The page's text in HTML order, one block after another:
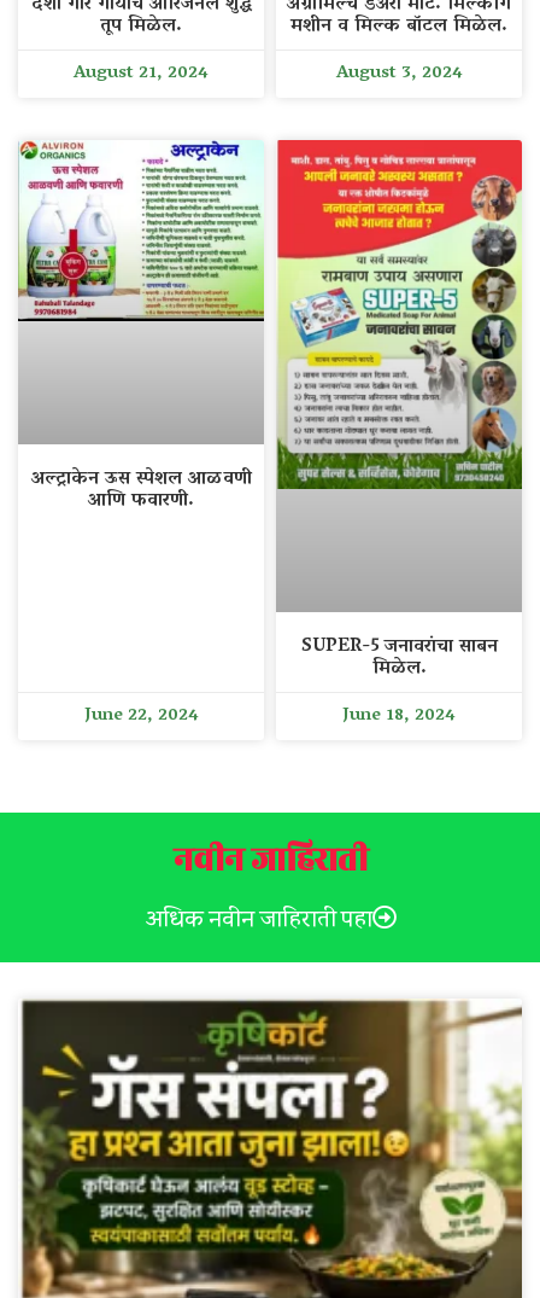
तूप मिळेल.
August 21, 2024
मशीन व मिल्क बॉटल मिळेल.
August 3, 2024
अल्ट्राकेन ऊस स्पेशल आळवणी
आणि फवारणी.
June 22, 2024
SUPER-5 जनावरांचा साबन
मिळेल.
June 18, 2024
नवीन जाहिराती
अधिक नवीन जाहिराती पहा